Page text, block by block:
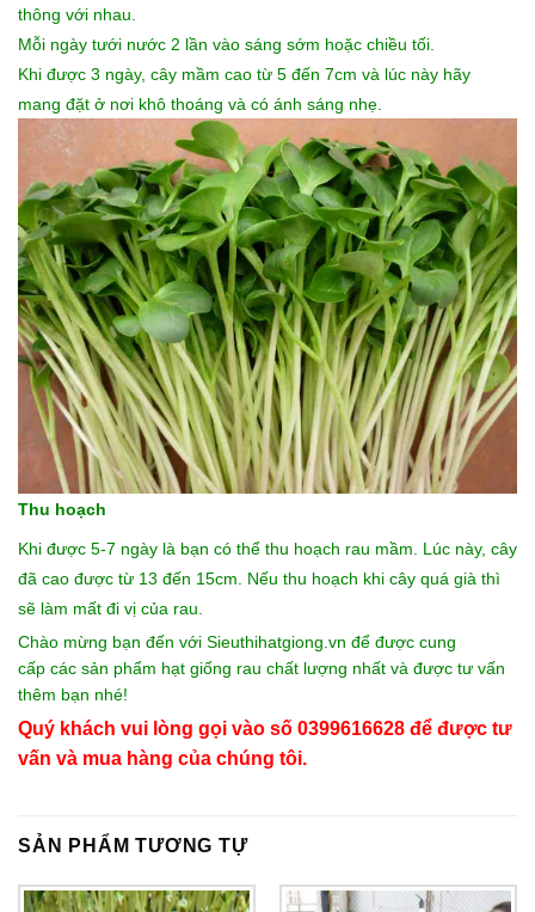
thông với nhau.
Mỗi ngày tưới nước 2 lần vào sáng sớm hoặc chiều tối.
Khi được 3 ngày, cây mầm cao từ 5 đến 7cm và lúc này hãy
mang đặt ở nơi khô thoáng và có ánh sáng nhẹ.
Thu hoạch
Khi được 5-7 ngày là bạn có thể thu hoạch rau mầm. Lúc này, cây
đã cao được từ 13 đến 15cm. Nếu thu hoạch khi cây quá già thì
sẽ làm mất đi vị của rau.
Chào mừng bạn đến với Sieuthihatgiong.vn để được cung
cấp các sản phẩm hạt giống rau chất lượng nhất và được tư vấn
thêm bạn nhé!
Quý khách vui lòng gọi vào số 0399616628 để được tư
vấn và mua hàng của chúng tôi.
SẢN PHẨM TƯƠNG TỰ